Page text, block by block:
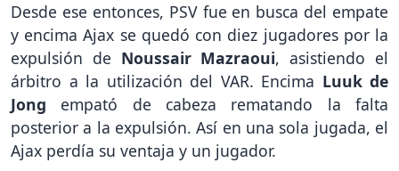
Desde ese entonces, PSV fue en busca del empate
y encima Ajax se quedó con diez jugadores por la
expulsión de Noussair Mazraoui, asistiendo el
árbitro a la utilización del VAR. Encima Luuk de
Jong empató de cabeza rematando la falta
posterior a la expulsión. Así en una sola jugada, el
Ajax perdía su ventaja y un jugador.